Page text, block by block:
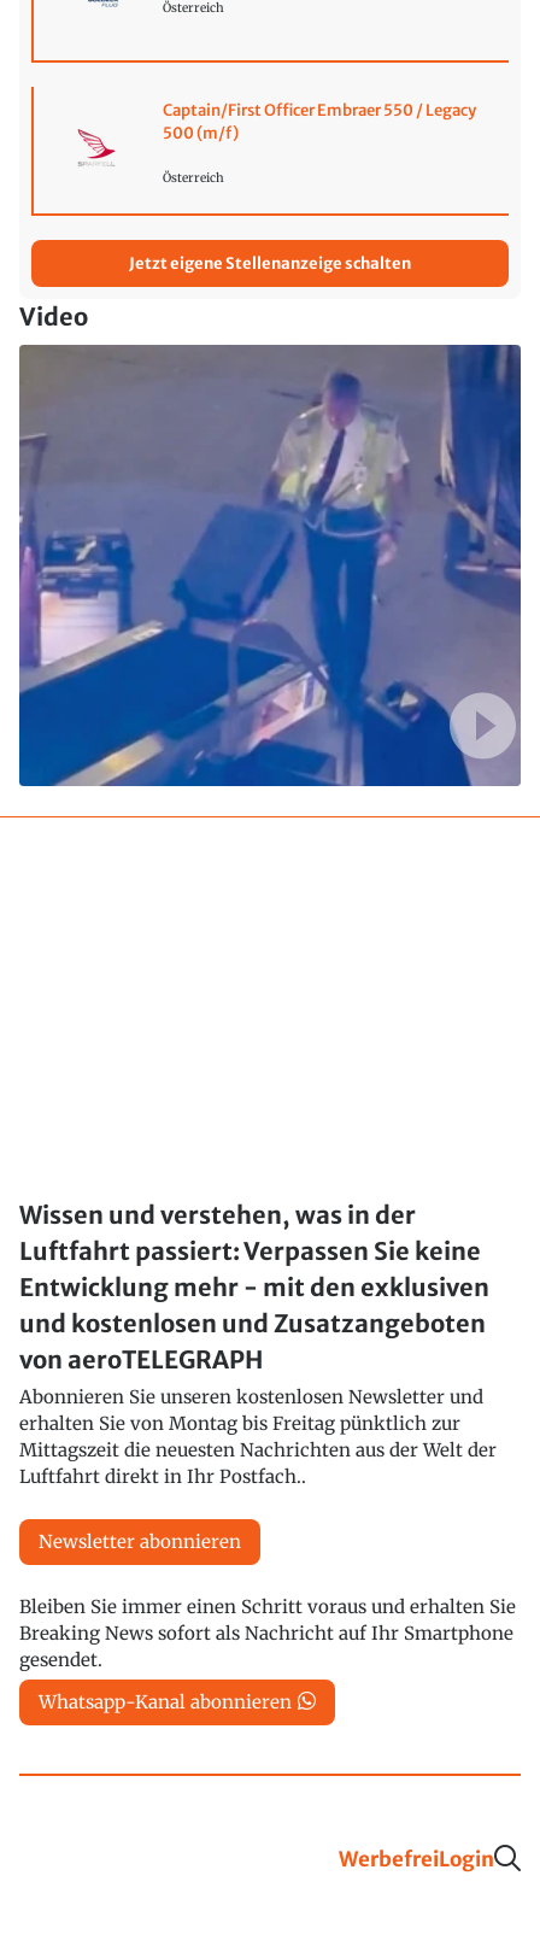
Österreich
Captain/First Officer Embraer 550 / Legacy
500 (m/f)
Österreich
Jetzt eigene Stellenanzeige schalten
Video
Wissen und verstehen, was in der
Luftfahrt passiert: Verpassen Sie keine
Entwicklung mehr - mit den exklusiven
und kostenlosen und Zusatzangeboten
von aeroTELEGRAPH
Abonnieren Sie unseren kostenlosen Newsletter und
erhalten Sie von Montag bis Freitag pünktlich zur
Mittagszeit die neuesten Nachrichten aus der Welt der
Luftfahrt direkt in Ihr Postfach..
Newsletter abonnieren
Bleiben Sie immer einen Schritt voraus und erhalten Sie
Breaking News sofort als Nachricht auf Ihr Smartphone
gesendet.
Whatsapp-Kanal abonnieren
WerbefreiLogin